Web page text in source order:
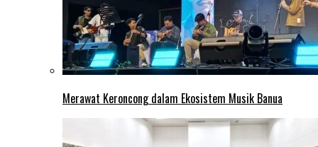
Merawat Keroncong dalam Ekosistem Musik Banua